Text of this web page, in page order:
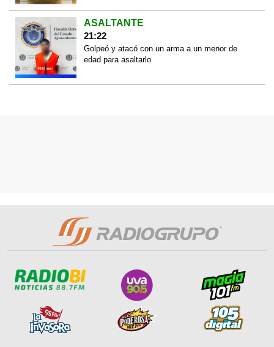
ASALTANTE
21:22
Golpeó y atacó con un arma a un menor de
edad para asaltarlo